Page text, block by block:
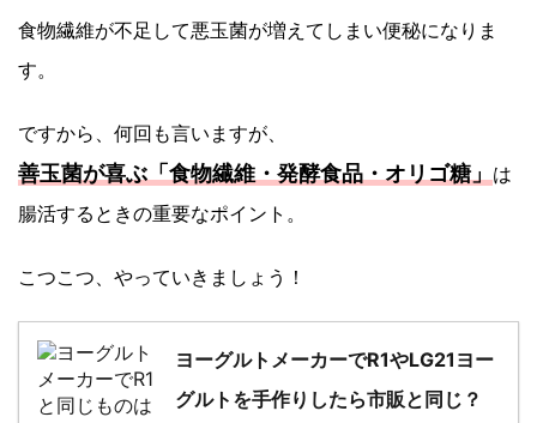
食物繊維が不足して悪玉菌が増えてしまい便秘になりま
す。
ですから、何回も言いますが、
善玉菌が喜ぶ「食物繊維・発酵食品・オリゴ糖」 は
腸活するときの重要なポイント。
こつこつ、やっていきましょう！
ヨーグルトメーカーでR1やLG21ヨー
グルトを手作りしたら市販と同じ？